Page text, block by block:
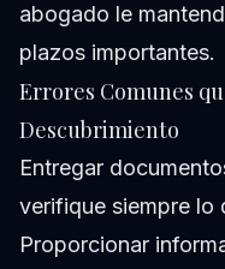
abogado le
plazos importantes.
Errores Comunes
Descubrimiento
Entregar
verifique siempre lo
Proporcionar